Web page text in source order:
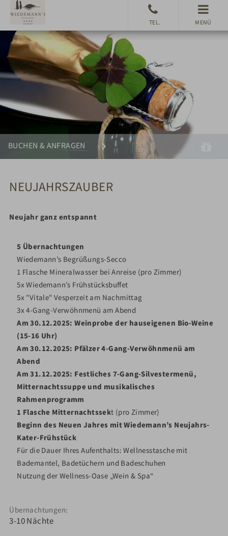
MENÜ
BUCHEN & ANFRAGEN Suchen
NEUJAHRSZAUBER
Neujahr ganz entspannt
5 Übernachtungen
Wiedemann’s Begrüßungs-Secco
1 Flasche Mineralwasser bei Anreise (pro Zimmer)
5x Wiedemann’s Frühstücksbuffet
5x "Vitale" Vesperzeit am Nachmittag
3x 4-Gang-Verwöhnmenü am Abend
Am 30.12.2025: Weinprobe der hauseigenen Bio-Weine
(15-16 Uhr)
Am 30.12.2025: Pfälzer 4-Gang-Verwöhnmenü am
Abend
Am 31.12.2025: Festliches 7-Gang-Silvestermenü,
Mitternachtssuppe und musikalisches
Rahmenprogramm
1 Flasche Mitternachtssekt (pro Zimmer)
Beginn des Neuen Jahres mit Wiedemann’s Neujahrs-
Kater-Frühstück
Für die Dauer Ihres Aufenthalts: Wellnesstasche mit
Bademantel, Badetüchern und Badeschuhen
Nutzung der Wellness-Oase „Wein & Spa“
Übernachtungen
3-10Nächte